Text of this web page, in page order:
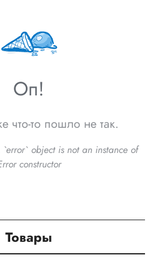
Оп!
что-то пошло не так.
`error` object is not an instance of
constructor
Товары